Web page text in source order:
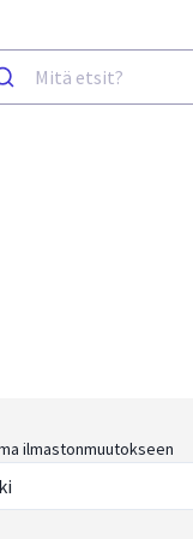
ilmastonmuutokseen